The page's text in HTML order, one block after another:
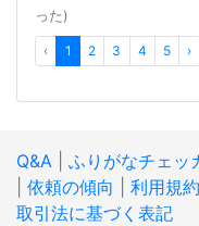
った)
‹ 1 2 3 4 5 ›
Q&A ふりがなチェッ
依頼の傾向 利用規約
取引法に基づく表記